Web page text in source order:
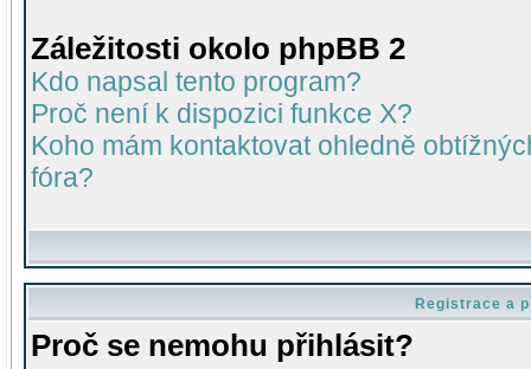
Záležitosti okolo phpBB 2
Kdo napsal tento program?
Proč není k dispozici funkce X?
Koho mám kontaktovat ohledně
fóra?
Registrace a
Proč se nemohu přihlásit?